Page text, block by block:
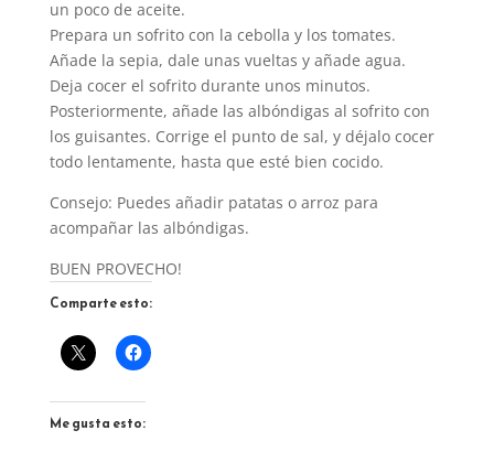
un poco de aceite.
Prepara un sofrito con la cebolla y los tomates.
Añade la sepia, dale unas vueltas y añade agua.
Deja cocer el sofrito durante unos minutos.
Posteriormente, añade las albóndigas al sofrito con
los guisantes. Corrige el punto de sal, y déjalo cocer
todo lentamente, hasta que esté bien cocido.
Consejo: Puedes añadir patatas o arroz para
acompañar las albóndigas.
BUEN PROVECHO!
Comparte esto:
Me gusta esto: